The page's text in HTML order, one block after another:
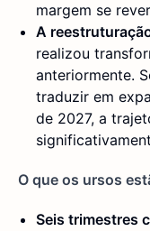
margem se
A
realizou
anteriormente.
traduzir em
de 2027, a
O que os ursos
Seis trimestres